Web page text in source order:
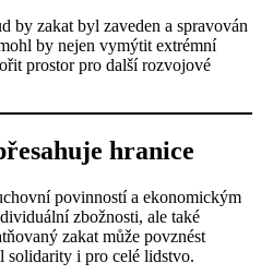
by zakat byl zaveden a spravován
by nejen vymýtit extrémní
prostor pro další rozvojové
hranice
povinností a ekonomickým
zbožnosti, ale také
zakat může povznést
solidarity i pro celé lidstvo.